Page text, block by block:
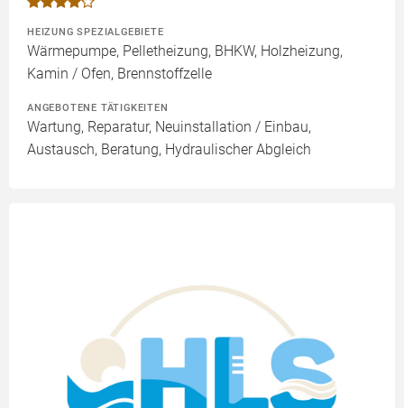
HEIZUNG SPEZIALGEBIETE
Wärmepumpe, Pelletheizung, BHKW, Holzheizung,
Kamin / Ofen, Brennstoffzelle
ANGEBOTENE TÄTIGKEITEN
Wartung, Reparatur, Neuinstallation / Einbau,
Austausch, Beratung, Hydraulischer Abgleich